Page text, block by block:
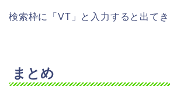
検索枠に「VT」と入力すると出てき
まとめ